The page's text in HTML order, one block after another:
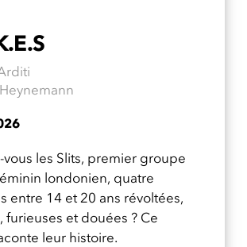
vous les Slits, premier groupe
londonien, quatre
entre 14 et 20 ans révoltées,
furieuses et douées ? Ce
leur histoire.